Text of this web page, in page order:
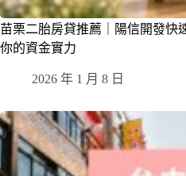
苗栗二胎房貸推薦｜陽信開發快
你的資金實力
2026 年 1 月 8 日